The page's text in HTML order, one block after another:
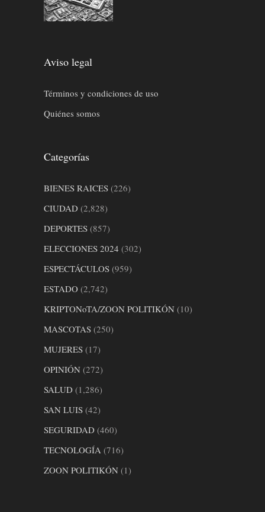
Aviso legal
Términos y condiciones de uso
Quiénes somos
Categorías
BIENES RAICES (226)
CIUDAD (2,828)
DEPORTES (857)
ELECCIONES 2024 (302)
ESPECTÁCULOS (959)
ESTADO (2,742)
KRIPTONoTA/ZOON POLITIKÓN (10)
MASCOTAS (250)
MUJERES (17)
OPINIÓN (272)
SALUD (1,286)
SAN LUIS (42)
SEGURIDAD (460)
TECNOLOGÍA (716)
ZOON POLITIKÓN (1)